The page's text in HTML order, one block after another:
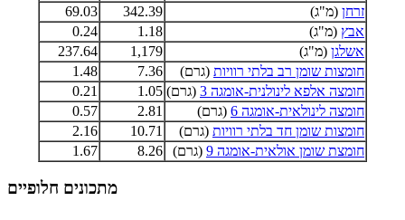
זרחן (מ"ג) 342.39
69.03
אבץ (מ"ג) 1.18
0.24
אשלגן (מ"ג) 1,179
237.64
חומצות שומן רב בלתי רוויות (גרם) 7.36
1.48
חומצה אלפא לינולנית-אומגה 3
(גרם) 1.05
0.21
חומצה לינולאית-אומגה 6
(גרם) 2.81
0.57
חומצות שומן חד בלתי רוויות (גרם) 10.71
2.16
חומצת שומן אולאית-אומגה 9
(גרם) 8.26
1.67
מתכונים חלופיים